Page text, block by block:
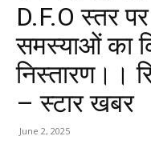
D.F.O स्तर
समस्याओं का
निस्तारण।।
– स्टार खबर
June 2, 2025